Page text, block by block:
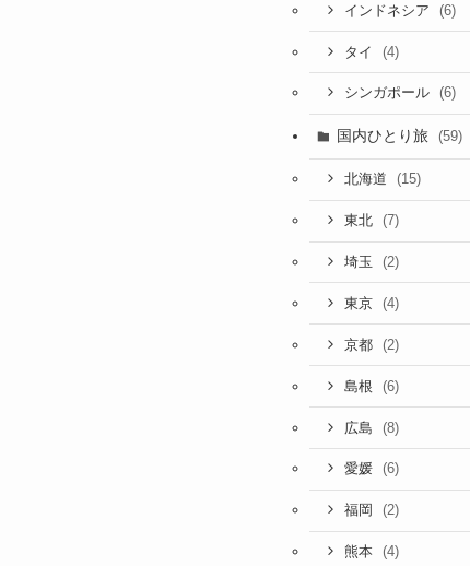
インドネシア (6)
タイ (4)
シンガポール (6)
国内ひとり旅 (59)
北海道 (15)
東北 (7)
埼玉 (2)
東京 (4)
京都 (2)
島根 (6)
広島 (8)
愛媛 (6)
福岡 (2)
熊本 (4)